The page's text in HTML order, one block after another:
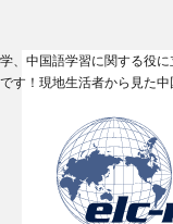
、中国語学習に関する役
す！現地生活者から見た中